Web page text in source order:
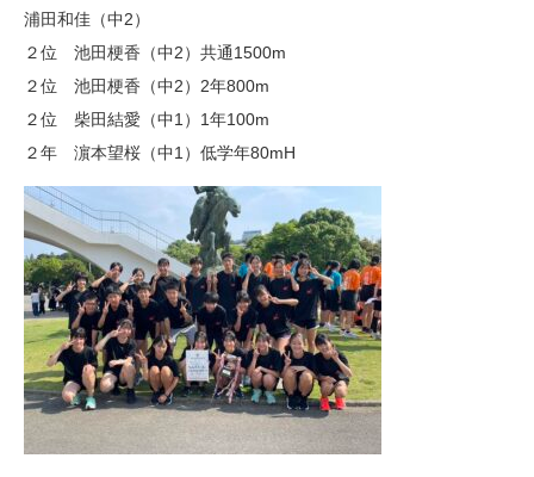
浦田和佳（中2）
２位 池田梗香（中2）共通1500m
２位 池田梗香（中2）2年800m
２位 柴田結愛（中1）1年100m
２年 濵本望桜（中1）低学年80mH